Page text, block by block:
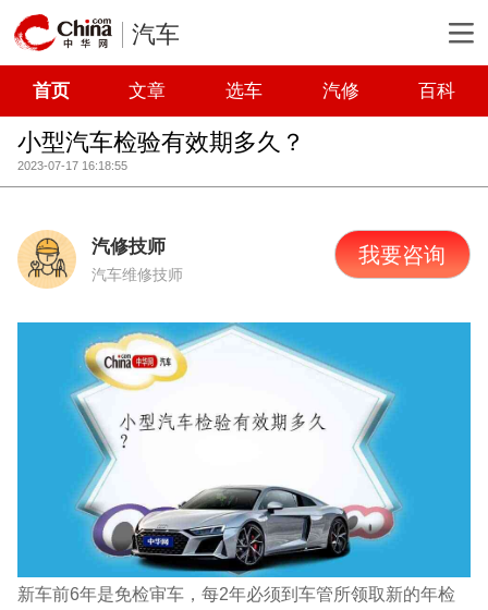
汽车
首页 文章 选车 汽修 百科
小型汽车检验有效期多久？
2023-07-17 16:18:55
汽修技师
汽车维修技师
我要咨询
新车前6年是免检审车，每2年必须到车管所领取新的年检